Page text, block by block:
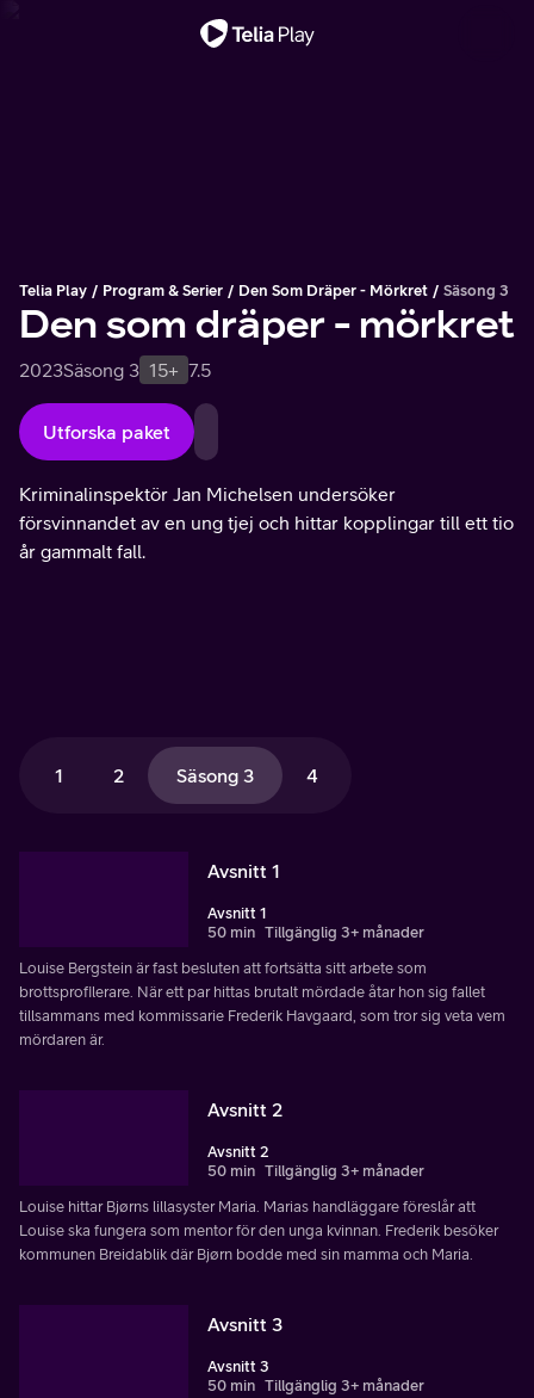
Telia Play Program & Serier Den Som Dräper - Mörkret Säsong 3
Den som dräper - mörkret
2023Säsong 3 15+ 7.5
Utforska paket
Kriminalinspektör Jan Michelsen undersöker
försvinnandet av en ung tjej och hittar kopplingar till ett tio
år gammalt fall.
1 2 Säsong 3 4
Avsnitt 1
Avsnitt 1
50 min Tillgänglig 3+ månader
Louise Bergstein är fast besluten att fortsätta sitt arbete som
brottsprofilerare. När ett par hittas brutalt mördade åtar hon sig fallet
tillsammans med kommissarie Frederik Havgaard, som tror sig veta vem
mördaren är.
Avsnitt 2
Avsnitt 2
50 min Tillgänglig 3+ månader
Louise hittar Bjørns lillasyster Maria. Marias handläggare föreslår att
Louise ska fungera som mentor för den unga kvinnan. Frederik besöker
kommunen Breidablik där Bjørn bodde med sin mamma och Maria.
Avsnitt 3
Avsnitt 3
50 min Tillgänglig 3+ månader